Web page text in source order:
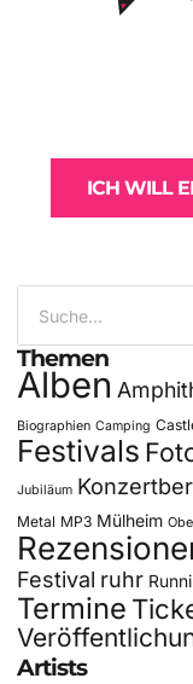
ICH WILL
Themen
Alben
Biographien Camping
Festivals
Jubiläum
Metal MP3 Mülheim
Festival ruhr
Termine
Artists